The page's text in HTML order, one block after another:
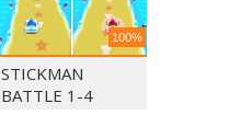
100%
STICKMAN
BATTLE 1-4